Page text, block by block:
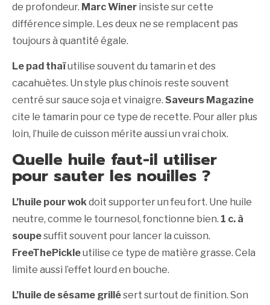
de profondeur. Marc Winer insiste sur cette
différence simple. Les deux ne se remplacent pas
toujours à quantité égale.
Le pad thaïutilise souvent du tamarin et des
cacahuètes. Un style plus chinois reste souvent
centré sur sauce soja et vinaigre. Saveurs Magazine
cite le tamarin pour ce type de recette. Pour aller plus
loin, l’huile de cuisson mérite aussi un vrai choix.
Quelle huile faut-il utiliser
pour sauter les nouilles ?
L’huile pour wok doit supporter un feu fort. Une huile
neutre, comme le tournesol, fonctionne bien. 1 c. à
soupesuffit souvent pour lancer la cuisson.
FreeThePickleutilise ce type de matière grasse. Cela
limite aussi l’effet lourd en bouche.
L’huile de sésame grillésert surtout de finition. Son